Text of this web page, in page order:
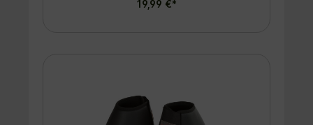
Polyestervlies-Fütterung und Microfaser-Hülle
19,99 €*